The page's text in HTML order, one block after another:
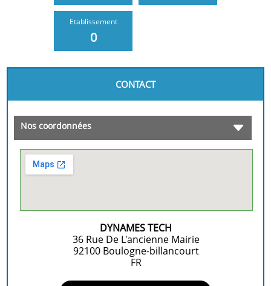
Etablissement
0
CONTACT
Nos coordonnées
DYNAMES TECH
36 Rue De L'ancienne Mairie
92100 Boulogne-billancourt
FR